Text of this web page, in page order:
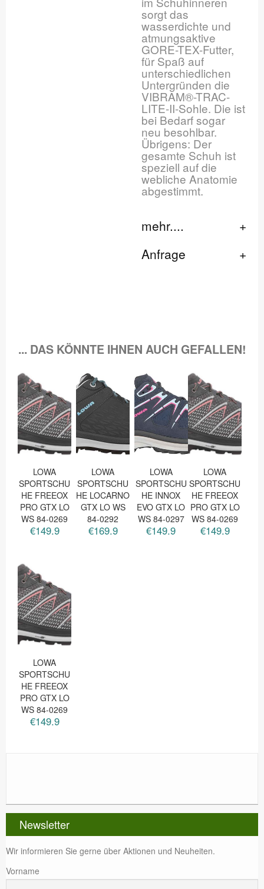
sorgt das
wasserdichte und
atmungsaktive
GORE-TEX-Futter,
für Spaß auf
unterschiedlichen
Untergründen die
VIBRAM®-TRAC-
LITE-II-Sohle. Die ist
bei Bedarf sogar
neu besohlbar.
Übrigens: Der
gesamte Schuh ist
speziell auf die
webliche Anatomie
abgestimmt.
mehr....
Anfrage
... DAS KÖNNTE IHNEN AUCH GEFALLEN!
LOWA
SPORTSCHU
HE FREEOX
PRO GTX LO
WS 84-0269
€149.9
LOWA
SPORTSCHU
HE LOCARNO
GTX LO WS
84-0292
€169.9
LOWA
SPORTSCHU
HE INNOX
EVO GTX LO
WS 84-0297
€149.9
LOWA
SPORTSCHU
HE FREEOX
PRO GTX LO
WS 84-0269
€149.9
LOWA
SPORTSCHU
HE FREEOX
PRO GTX LO
WS 84-0269
€149.9
Newsletter
Wir informieren Sie gerne über Aktionen und Neuheiten.
Vorname